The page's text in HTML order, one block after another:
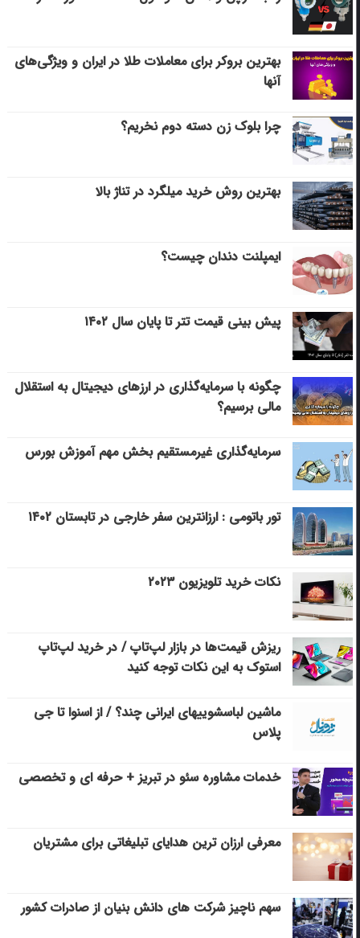
بهترین بروکر برای معاملات طلا در ایران و ویژگی‌های
آنها
چرا بلوک زن دسته دوم نخریم؟
بهترین روش خرید میلگرد در تناژ بالا
ایمپلنت دندان چیست؟
پیش بینی قیمت تتر تا پایان سال ۱۴۰۲
چگونه با سرمایه‌گذاری در ارزهای دیجیتال به استقلال
مالی برسیم؟
سرمایه‌گذاری غیرمستقیم بخش مهم آموزش بورس
تور باتومی : ارزانترین سفر خارجی در تابستان ۱۴۰۲
نکات خرید تلویزیون ۲۰۲۳
ریزش قیمت‌ها در بازار لپ‌تاپ / در خرید لپ‌تاپ
استوک به این نکات توجه کنید
ماشین لباسشویی‎های ایرانی چند؟ / از اسنوا تا جی
پلاس
خدمات مشاوره سئو در تبریز + حرفه ای و تخصصی
معرفی ارزان ترین هدایای تبلیغاتی برای مشتریان
سهم ناچیز شرکت های دانش بنیان از صادرات کشور